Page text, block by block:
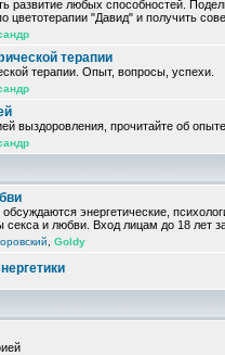
развитие любых способностей.
цветотерапии "Давид" и получить
терапии
терапии. Опыт, вопросы, успехи.
выздоровления, прочитайте об
энергетические,
секса и любви. Вход лицам до 18 лет
Goldy